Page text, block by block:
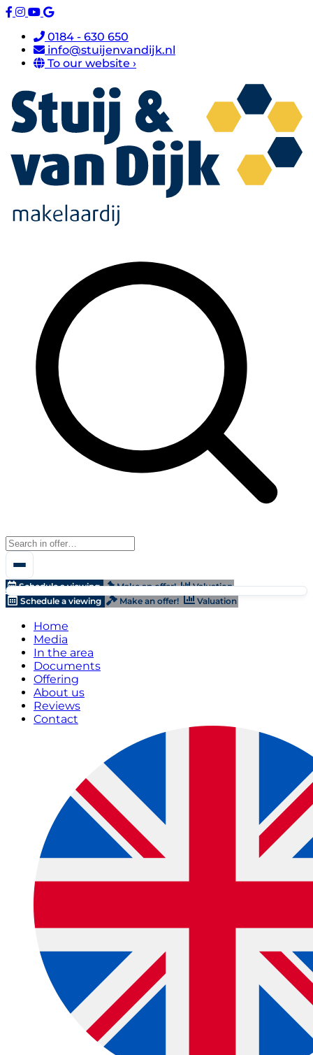
0184 - 630 650
info@stuijenvandijk.nl
To our website ›
Schedule a viewing Make an offer!
Valuation
Schedule a viewing
Make an offer! Valuation
Home
Media
In the area
Documents
Offering
About us
Reviews
Contact